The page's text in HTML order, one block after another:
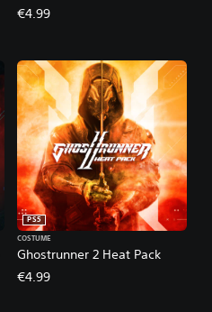
€4.99
Ghostrunner 2 Heat Pack
PS5
COSTUME
€4.99